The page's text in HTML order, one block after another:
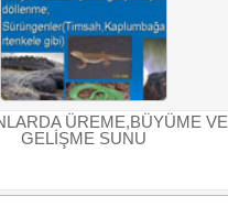
ÜREME,BÜYÜME VE
GELİŞME SUNU